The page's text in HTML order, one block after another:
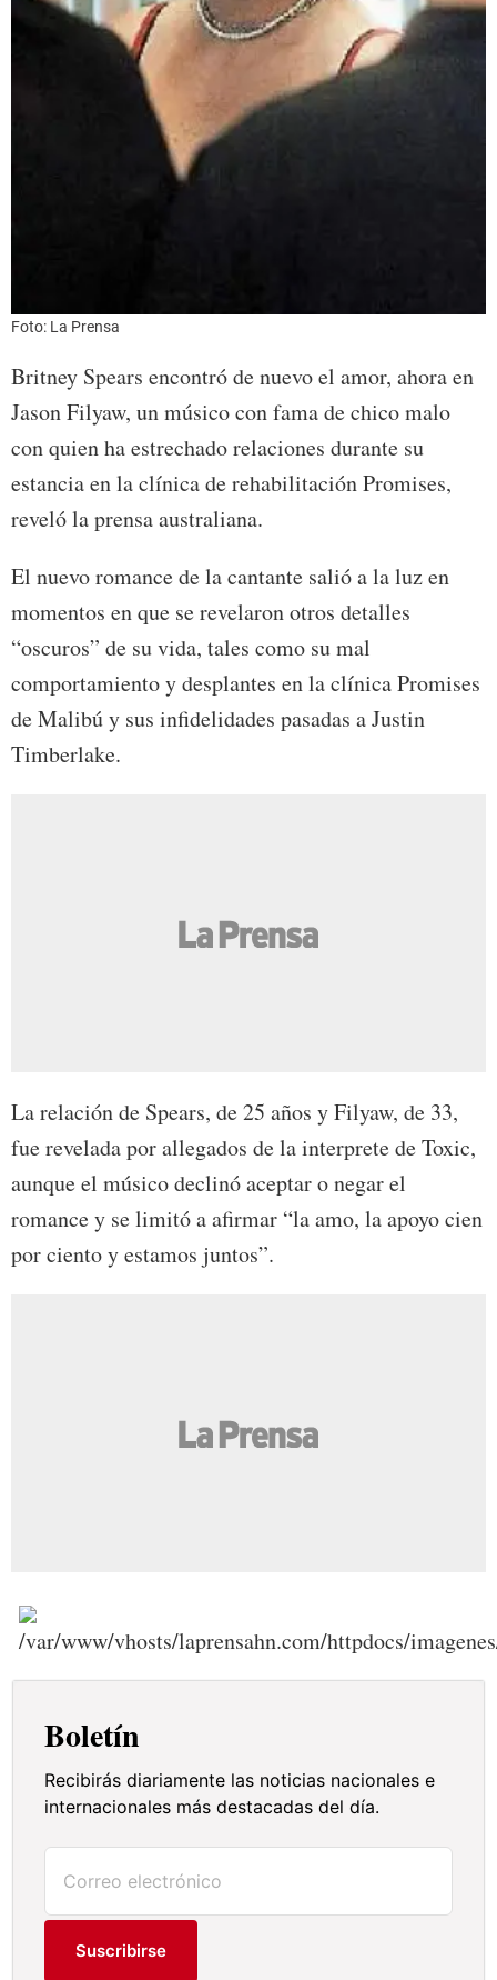
Foto: La Prensa
Britney Spears encontró de nuevo el amor, ahora en
Jason Filyaw, un músico con fama de chico malo
con quien ha estrechado relaciones durante su
estancia en la clínica de rehabilitación Promises,
reveló la prensa australiana.
El nuevo romance de la cantante salió a la luz en
momentos en que se revelaron otros detalles
“oscuros” de su vida, tales como su mal
comportamiento y desplantes en la clínica Promises
de Malibú y sus infidelidades pasadas a Justin
Timberlake.
La relación de Spears, de 25 años y Filyaw, de 33,
fue revelada por allegados de la interprete de Toxic,
aunque el músico declinó aceptar o negar el
romance y se limitó a afirmar “la amo, la apoyo cien
por ciento y estamos juntos”.
Boletín
Recibirás diariamente las noticias nacionales e
internacionales más destacadas del día.
Suscribirse